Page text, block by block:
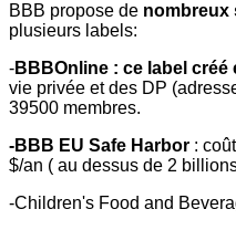
BBB propose de nombreux
plusieurs labels:
-BBBOnline : ce label créé
vie privée et des DP
39500 membres.
-BBB EU Safe Harbor :
$/an ( au dessus de 2
-Children's Food and